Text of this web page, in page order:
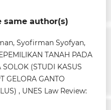
same author(s)
Syofirman Syofyan,
TANAH PADA
(STUDI KASUS
GELORA GANTO
, UNES Law Review: